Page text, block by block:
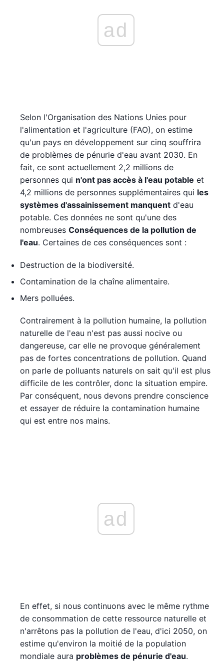
ad
Selon l'Organisation des Nations Unies pour
l'alimentation et l'agriculture (FAO), on estime
qu'un pays en développement sur cinq souffrira
de problèmes de pénurie d'eau avant 2030. En
fait, ce sont actuellement 2,2 millions de
personnes qui n'ont pas accès à l'eau potable et
4,2 millions de personnes supplémentaires qui les
systèmes d'assainissement manquent d'eau
potable. Ces données ne sont qu'une des
nombreuses Conséquences de la pollution de
l'eau. Certaines de ces conséquences sont :
Destruction de la biodiversité.
Contamination de la chaîne alimentaire.
Mers polluées.
Contrairement à la pollution humaine, la pollution
naturelle de l'eau n'est pas aussi nocive ou
dangereuse, car elle ne provoque généralement
pas de fortes concentrations de pollution. Quand
on parle de polluants naturels on sait qu'il est plus
difficile de les contrôler, donc la situation empire.
Par conséquent, nous devons prendre conscience
et essayer de réduire la contamination humaine
qui est entre nos mains.
ad
En effet, si nous continuons avec le même rythme
de consommation de cette ressource naturelle et
n'arrêtons pas la pollution de l'eau, d'ici 2050, on
estime qu'environ la moitié de la population
mondiale aura problèmes de pénurie d'eau.